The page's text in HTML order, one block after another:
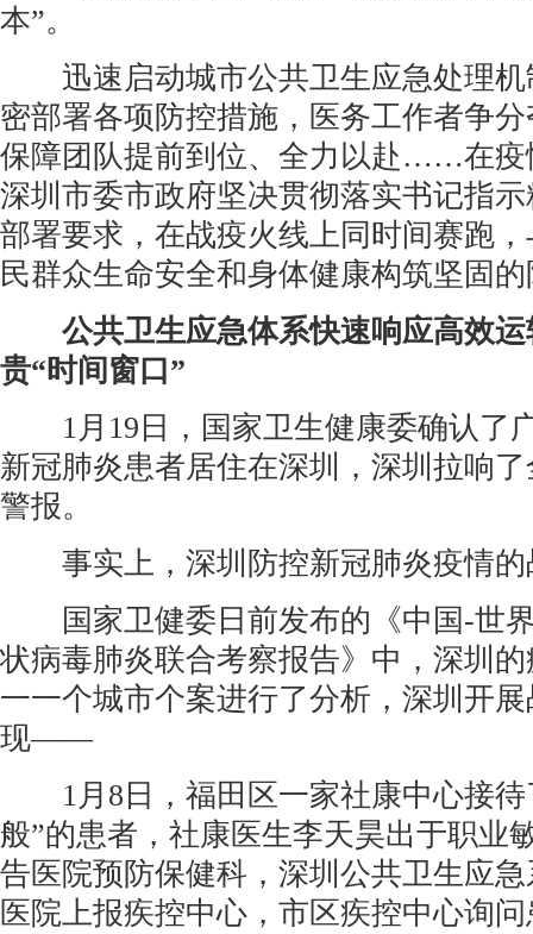
本”。
迅速启动城市公共卫生应急处理机
密部署各项防控措施，医务工作者争
保障团队提前到位、全力以赴……在疫
深圳市委市政府坚决贯彻落实书记指
部署要求，在战疫火线上同时间赛跑
民群众生命安全和身体健康构筑坚固
公共卫生应急体系快速响应高效
贵“时间窗口”
1月19日，国家卫生健康委确认了
新冠肺炎患者居住在深圳，深圳拉响
警报。
事实上，深圳防控新冠肺炎疫情的
国家卫健委日前发布的《中国-世
状病毒肺炎联合考察报告》中，深圳
一一个城市个案进行了分析，深圳开
现——
1月8日，福田区一家社康中心接待
般”的患者，社康医生李天昊出于职业
告医院预防保健科，深圳公共卫生应
医院上报疾控中心，市区疾控中心询